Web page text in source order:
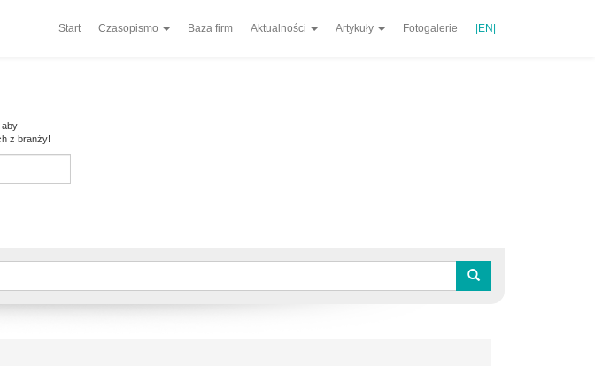
Start Czasopismo Baza firm Aktualności Artykuły Fotogalerie |EN|
aby
z branży!